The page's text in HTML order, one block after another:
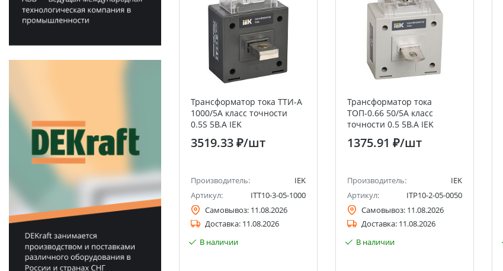
Трансформатор тока ТТИ-А
1000/5А класс точности
0.5S 5В.А IEK
3519.33 ₽/шт
Производитель:
IEK
Артикул:
ITT10-3-05-1000
Самовывоз: 11.08.2026
Доставка: 11.08.2026
В наличии
Трансформатор тока
ТОП-0.66 50/5А класс
точности 0.5 5В.А IEK
1375.91 ₽/шт
Производитель:
IEK
Артикул:
ITP10-2-05-0050
Самовывоз: 11.08.2026
Доставка: 11.08.2026
В наличии